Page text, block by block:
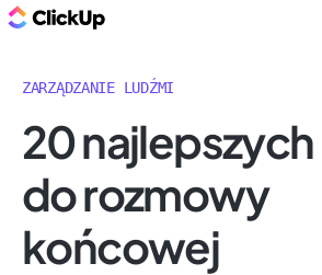
ZARZĄDZANIE LUDŹMI
20
do rozmowy
końcowej